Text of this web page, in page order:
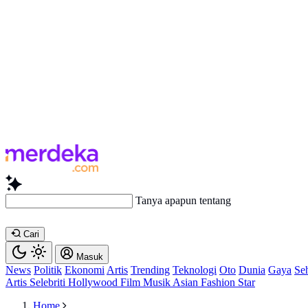
Tanya apapun tentang artikel ini...
Cari
Masuk
News Politik Ekonomi Artis Trending Teknologi Oto Dunia Gaya
Artis Selebriti Hollywood Film Musik Asian Fashion Star
Home